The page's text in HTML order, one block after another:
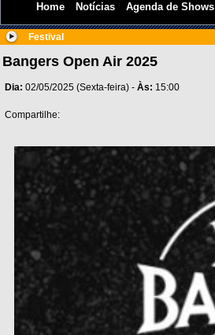
Home Notícias Agenda de Shows
Festival
Bangers Open Air 2025
Dia: 02/05/2025 (Sexta-feira) -Às: 15:00
Compartilhe: